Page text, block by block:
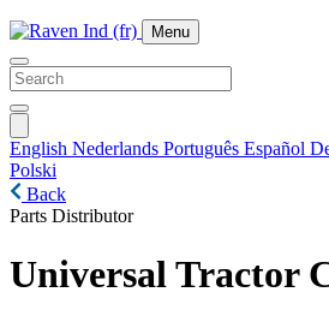
Menu
English Nederlands Português Español
Polski
Back
Parts Distributor
Universal Tractor